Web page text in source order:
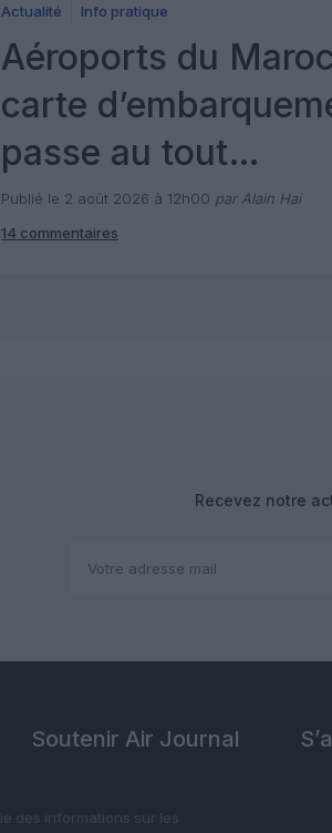
Actualité Info pratique
Aéroports du
carte
passe au tout
numérique avec Pax
Check
Publié le 2 août 2026 à 12h00 par Alain Hai
14 commentaires
Recevez notre
Soutenir Air Journal